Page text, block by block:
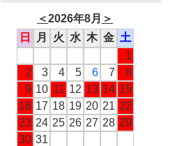
＜2026年8月 ＞
日
月 火 水 木 金 土
1
2
3 4 5 6 7
8
9 10 11 12 13 14 15
16 17 18 19 20 21 22
23 24 25 26 27 28 29
30 31